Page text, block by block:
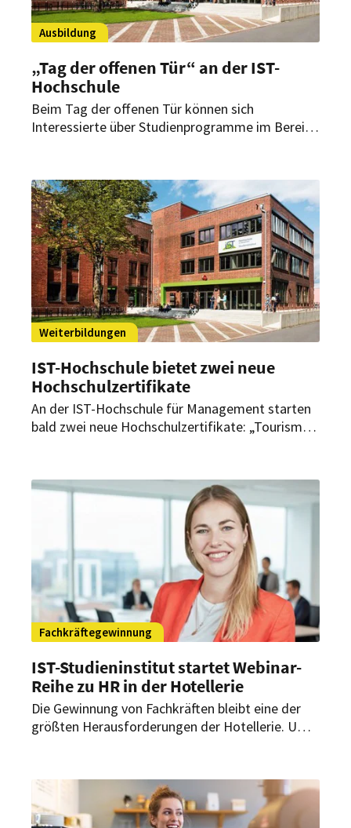
Ausbildung
„Tag der offenen Tür“ an der IST-
Hochschule
Beim Tag der offenen Tür können sich
Interessierte über Studienprogramme im Bereich
Studiengänge „Bachelor Hotel Management“,
„Bachelor Tourismus Management“ und
„Bachelor Hotel- und Tourismusmarketing“.
Weiterbildungen
IST-Hochschule bietet zwei neue
Hochschulzertifikate
An der IST-Hochschule für Management starten
bald zwei neue Hochschulzertifikate: „Tourism
Fachkräftegewinnung
IST-Studieninstitut startet Webinar-
Reihe zu HR in der Hotellerie
Die Gewinnung von Fachkräften bleibt eine der
größten Herausforderungen der Hotellerie. Um
Studieninstitut eine kostenlose zweiteilige
Webinar-Reihe zu Recruiting, Onboarding und
Mitarbeiterbindung.